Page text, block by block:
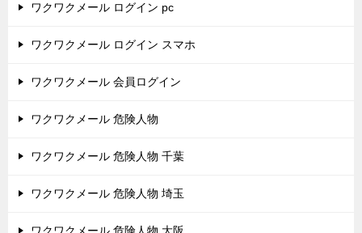
ワクワクメール ログイン pc
ワクワクメール ログイン スマホ
ワクワクメール 会員ログイン
ワクワクメール 危険人物
ワクワクメール 危険人物 千葉
ワクワクメール 危険人物 埼玉